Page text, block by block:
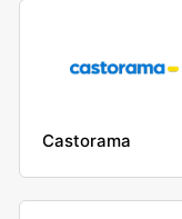
Castorama